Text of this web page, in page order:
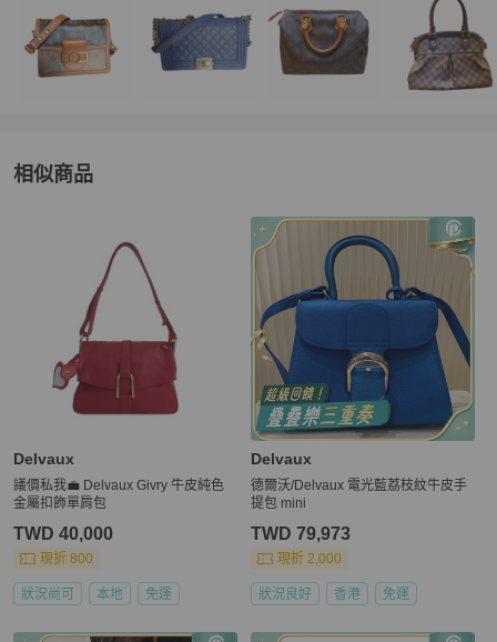
相似商品
Delvaux
議價私我💼 Delvaux Givry 牛皮純色
金屬扣飾單肩包
TWD 40,000
現折 800
狀況尚可 本地 免運
Delvaux
德爾沃/Delvaux 電光藍荔枝紋牛皮手
提包 mini
TWD 79,973
現折 2,000
狀況良好 香港 免運